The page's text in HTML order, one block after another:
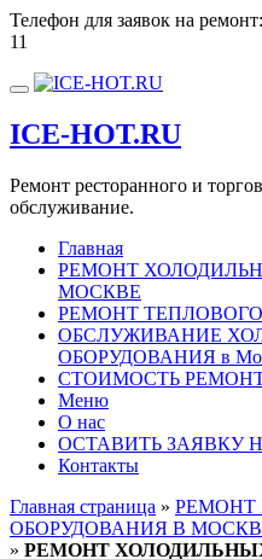
Перейти
к
Телефон для заявок на ремонт:
11
Показать/
навигацию
ICE-HOT.RU
Ремонт ресторанного и
обслуживание.
Главная
РЕМОНТ
МОСКВЕ
РЕМОНТ
ОБСЛУЖИВАНИЕ
ОБОРУДОВАНИЯ в
СТОИМОСТЬ
Меню
О нас
ОСТАВИТЬ ЗАЯВКУ
Контакты
Главная страница » РЕМОНТ
ОБОРУДОВАНИЯ В
» РЕМОНТ